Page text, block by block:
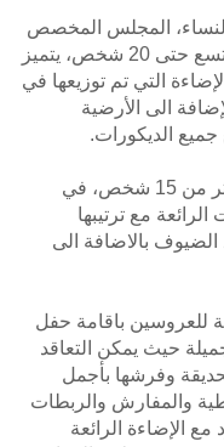
المجلس المخصص
للرجال يتميز بالمساحة الواسعة حيث يتسع حتى 20 شخص، يتميز
التي تم توزيعها في
الى الأرضية
جميع الديكورات.
أما المجلس المخصص للنساء يتسع لأكثر من 15 شخص، في
مع ترتيبها
بالاضافة الى
للعروسين باقامة حفل
حيث يمكن التعاقد
وفرشها بأجمل
والمفارش والربطات
مع الإضاءة الرائعة